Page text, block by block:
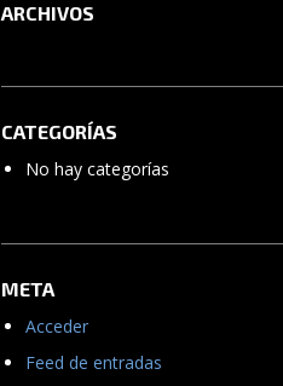
ARCHIVOS
CATEGORÍAS
No hay categorías
META
Acceder
Feed de entradas